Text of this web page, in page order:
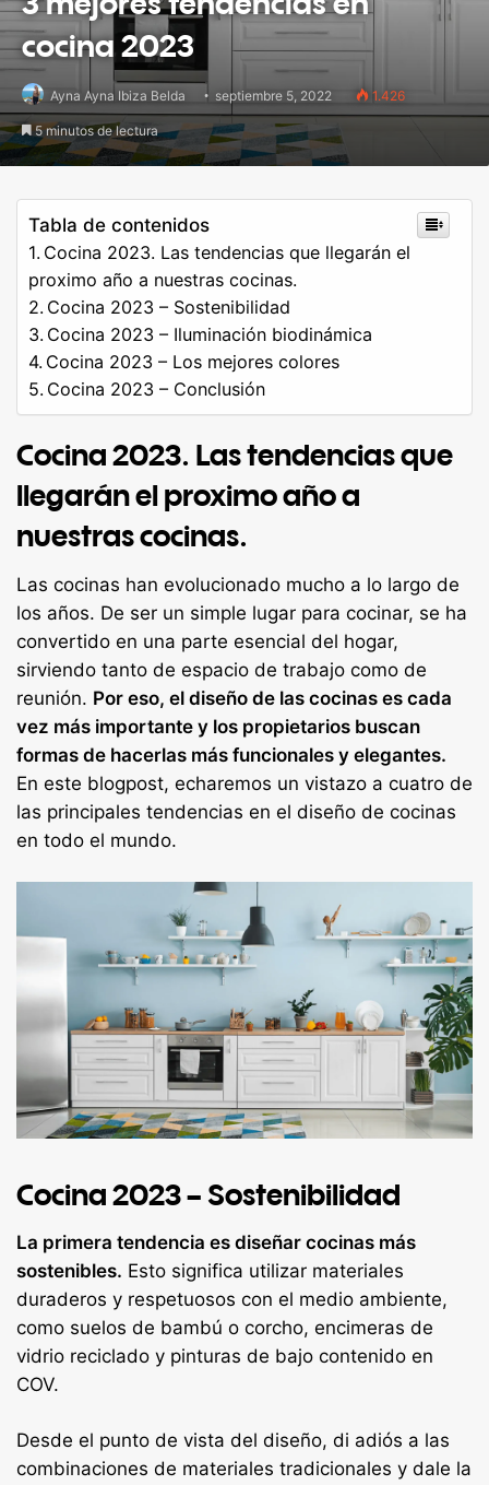
cocina 2023
Ayna Ayna Ibiza Belda septiembre 5, 2022 1.426
5 minutos de lectura
Tabla de contenidos
Cocina 2023. Las tendencias que llegarán el
proximo año a nuestras cocinas.
Cocina 2023 – Sostenibilidad
Cocina 2023 – Iluminación biodinámica
Cocina 2023 – Los mejores colores
Cocina 2023 – Conclusión
Cocina 2023. Las tendencias que
llegarán el proximo año a
nuestras cocinas.
Las cocinas han evolucionado mucho a lo largo de
los años. De ser un simple lugar para cocinar, se ha
convertido en una parte esencial del hogar,
sirviendo tanto de espacio de trabajo como de
reunión. Por eso, el diseño de las cocinas es cada
vez más importante y los propietarios buscan
formas de hacerlas más funcionales y elegantes.
En este blogpost, echaremos un vistazo a cuatro de
las principales tendencias en el diseño de cocinas
en todo el mundo.
Cocina 2023 – Sostenibilidad
La primera tendencia es diseñar cocinas más
sostenibles. Esto significa utilizar materiales
duraderos y respetuosos con el medio ambiente,
como suelos de bambú o corcho, encimeras de
vidrio reciclado y pinturas de bajo contenido en
COV.
Desde el punto de vista del diseño, di adiós a las
combinaciones de materiales tradicionales y dale la